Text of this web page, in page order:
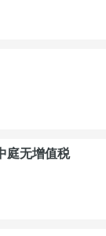
庭无增值税